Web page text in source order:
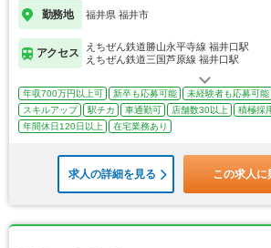
勤務地 福井県 福井市
アクセス
えちぜん鉄道勝山永平寺線 福井口駅
えちぜん鉄道三国芦原線 福井口駅
年収700万円以上可 新卒も応募可能 未経験者も応募可能
スキルアップ
駅チカ 車通勤可 店舗数30以上 積極採
年間休日120日以上
在宅業務あり
求人の詳細を見る この求人に